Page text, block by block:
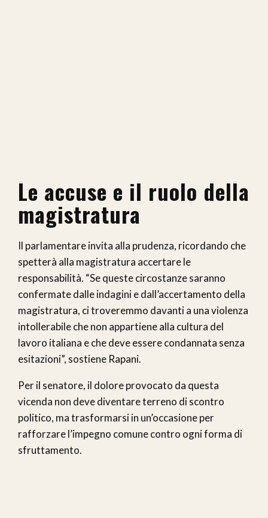
Le accuse e il ruolo della
magistratura
Il parlamentare invita alla prudenza, ricordando che
spetterà alla magistratura accertare le
responsabilità. “Se queste circostanze saranno
confermate dalle indagini e dall’accertamento della
magistratura, ci troveremmo davanti a una violenza
intollerabile che non appartiene alla cultura del
lavoro italiana e che deve essere condannata senza
esitazioni”, sostiene Rapani.
Per il senatore, il dolore provocato da questa
vicenda non deve diventare terreno di scontro
politico, ma trasformarsi in un’occasione per
rafforzare l’impegno comune contro ogni forma di
sfruttamento.